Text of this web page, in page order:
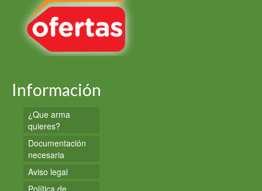
Información
¿Que arma
quieres?
Documentación
necesaria
Aviso legal
Política de